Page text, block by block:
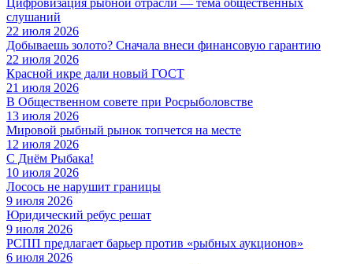
слушаний
22 июля 2026
Добываешь золото? Сначала внеси финансовую гарантию
22 июля 2026
Красной икре дали новый ГОСТ
21 июля 2026
В Общественном совете при Росрыболовстве
13 июля 2026
Мировой рыбный рынок топчется на месте
12 июля 2026
С Днём Рыбака!
10 июля 2026
Лосось не нарушит границы
9 июля 2026
Юридический ребус решат
9 июля 2026
РСПП предлагает барьер против «рыбных аукционов»
6 июля 2026